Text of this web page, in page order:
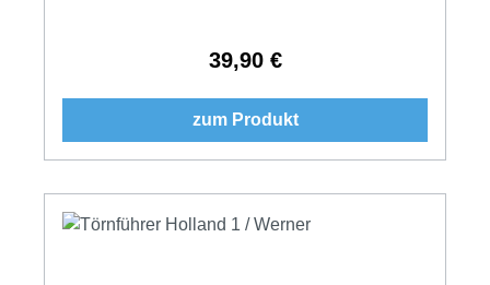
Regulärer Preis:
39,90 €
zum Produkt